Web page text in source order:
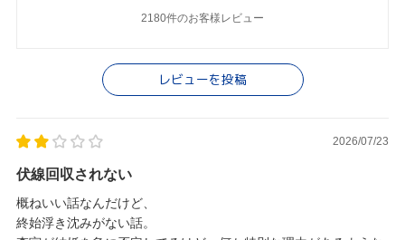
2180件のお客様レビュー
レビューを投稿
2026/07/23
伏線回収されない
概ねいい話なんだけど、
終始浮き沈みがない話。